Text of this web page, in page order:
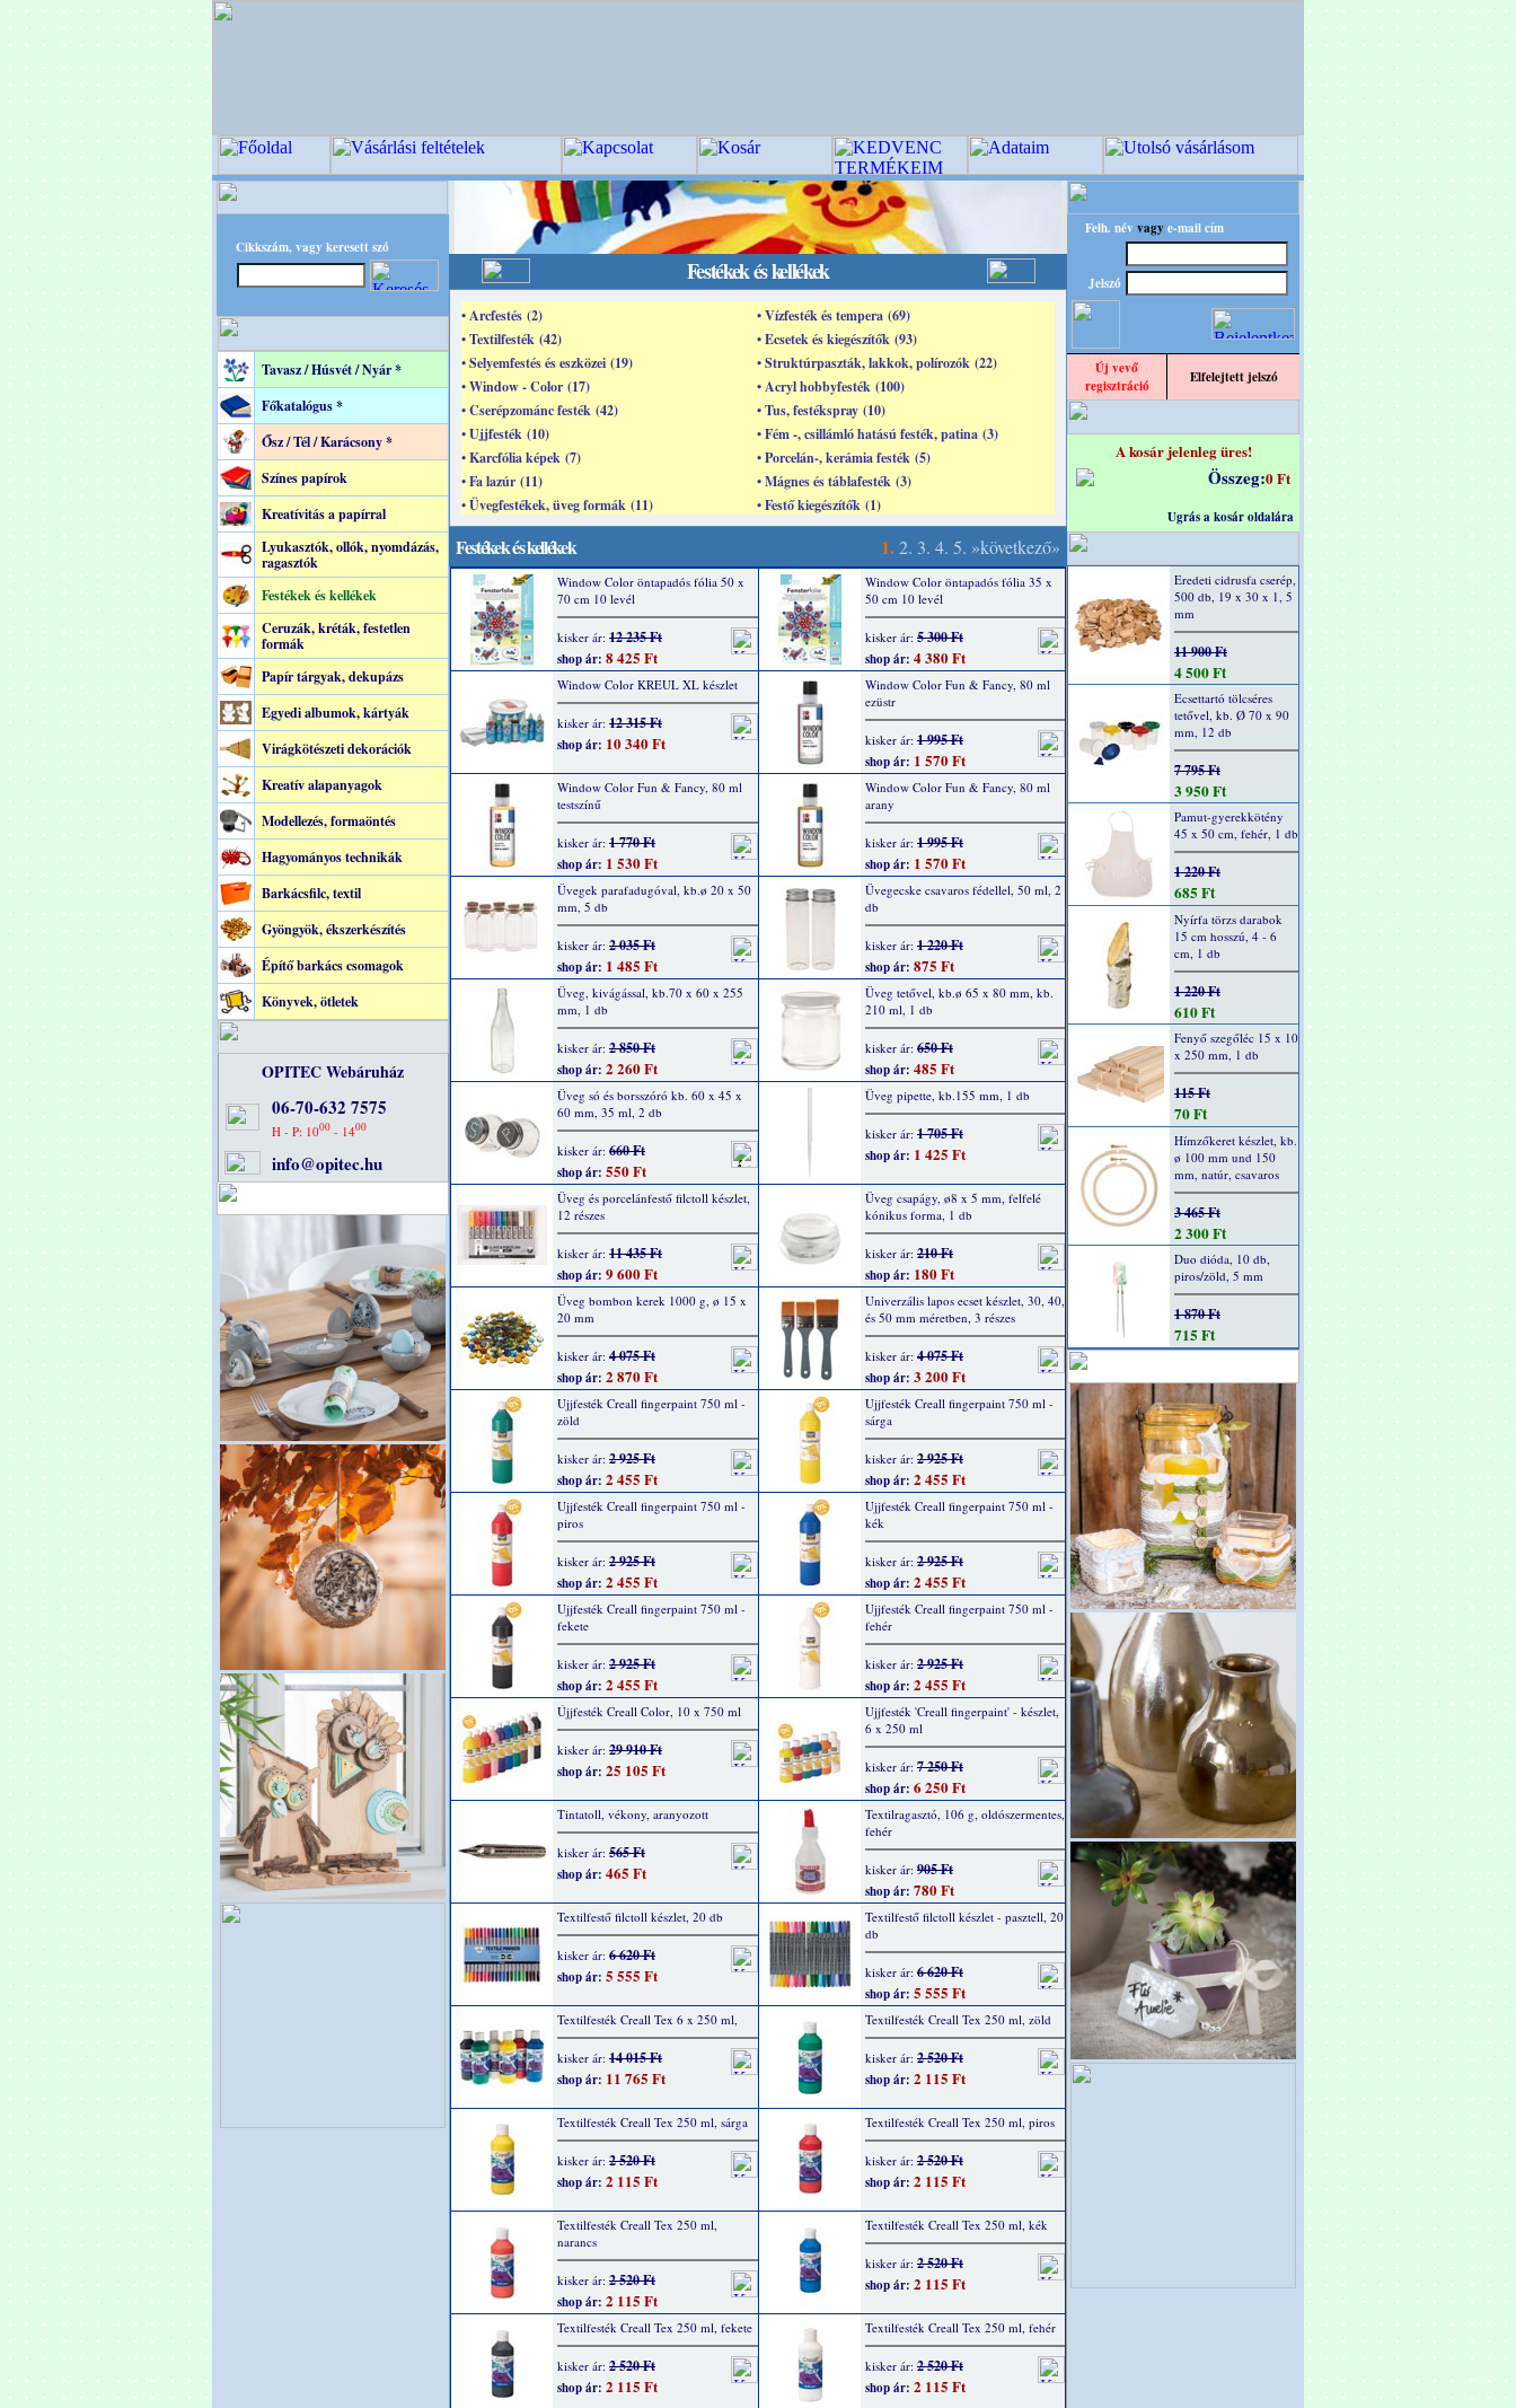
Cikkszám, vagy keresett szó
Tavasz / Húsvét / Nyár *
Főkatalógus *
Ősz / Tél / Karácsony *
Színes papírok
Kreatívitás a papírral
Lyukasztók, ollók, nyomdázás,
ragasztók
Festékek és kellékek
Ceruzák, kréták, festetlen
formák
Papír tárgyak, dekupázs
Egyedi albumok, kártyák
Virágkötészeti dekorációk
Kreatív alapanyagok
Modellezés, formaöntés
Hagyományos technikák
Barkácsfilc, textil
Gyöngyök, ékszerkészítés
Építő barkács csomagok
Könyvek, ötletek
OPITEC Webáruház
06-70-632 7575
H - P: 1000- 1400
info@opitec.hu
Festékek és kellékek
• Arcfestés (2)
• Vízfesték és tempera (69)
• Textilfesték (42)
• Ecsetek és kiegészítők (93)
• Selyemfestés és eszközei (19)
• Struktúrpaszták, lakkok, polírozók (22)
• Window - Color (17)
• Acryl hobbyfesték (100)
• Cserépzománc festék (42)
• Tus, festékspray (10)
• Ujjfesték (10)
• Fém -, csillámló hatású festék, patina (3)
• Karcfólia képek (7)
• Porcelán-, kerámia festék (5)
• Fa lazúr (11)
• Mágnes és táblafesték (3)
• Üvegfestékek, üveg formák (11)
• Festő kiegészítők (1)
Festékek és kellékek 1.2. 3. 4. 5. »következő»
Window Color öntapadós fólia 50 x
70 cm 10 levél
kisker ár: 12 235 Ft
shop ár: 8 425 Ft
Window Color öntapadós fólia 35 x
50 cm 10 levél
kisker ár: 5 300 Ft
shop ár: 4 380 Ft
Window Color KREUL XL készlet
kisker ár: 12 315 Ft
shop ár: 10 340 Ft
Window Color Fun & Fancy, 80 ml
ezüstr
kisker ár: 1 995 Ft
shop ár: 1 570 Ft
Window Color Fun & Fancy, 80 ml
testszínű
kisker ár: 1 770 Ft
shop ár: 1 530 Ft
Window Color Fun & Fancy, 80 ml
arany
kisker ár: 1 995 Ft
shop ár: 1 570 Ft
Üvegek parafadugóval, kb.ø 20 x 50
mm, 5 db
kisker ár: 2 035 Ft
shop ár: 1 485 Ft
Üvegecske csavaros fédellel, 50 ml, 2
db
kisker ár: 1 220 Ft
shop ár: 875 Ft
Üveg, kivágással, kb.70 x 60 x 255
mm, 1 db
kisker ár: 2 850 Ft
shop ár: 2 260 Ft
Üveg tetővel, kb.ø 65 x 80 mm, kb.
210 ml, 1 db
kisker ár: 650 Ft
shop ár: 485 Ft
Üveg só és borsszóró kb. 60 x 45 x
60 mm, 35 ml, 2 db
kisker ár: 660 Ft
shop ár: 550 Ft
Üveg pipette, kb.155 mm, 1 db
kisker ár: 1 705 Ft
shop ár: 1 425 Ft
Üveg és porcelánfestő filctoll készlet,
12 részes
kisker ár: 11 435 Ft
shop ár: 9 600 Ft
Üveg csapágy, ø8 x 5 mm, felfelé
kónikus forma, 1 db
kisker ár: 210 Ft
shop ár: 180 Ft
Üveg bombon kerek 1000 g, ø 15 x
20 mm
kisker ár: 4 075 Ft
shop ár: 2 870 Ft
Univerzális lapos ecset készlet, 30, 40,
és 50 mm méretben, 3 részes
kisker ár: 4 075 Ft
shop ár: 3 200 Ft
Ujjfesték Creall fingerpaint 750 ml -
zöld
kisker ár: 2 925 Ft
shop ár: 2 455 Ft
Ujjfesték Creall fingerpaint 750 ml -
sárga
kisker ár: 2 925 Ft
shop ár: 2 455 Ft
Ujjfesték Creall fingerpaint 750 ml -
piros
kisker ár: 2 925 Ft
shop ár: 2 455 Ft
Ujjfesték Creall fingerpaint 750 ml -
kék
kisker ár: 2 925 Ft
shop ár: 2 455 Ft
Ujjfesték Creall fingerpaint 750 ml -
fekete
kisker ár: 2 925 Ft
shop ár: 2 455 Ft
Ujjfesték Creall fingerpaint 750 ml -
fehér
kisker ár: 2 925 Ft
shop ár: 2 455 Ft
Újjfesték Creall Color, 10 x 750 ml
kisker ár: 29 910 Ft
shop ár: 25 105 Ft
Ujjfesték 'Creall fingerpaint' - készlet,
6 x 250 ml
kisker ár: 7 250 Ft
shop ár: 6 250 Ft
Tintatoll, vékony, aranyozott
kisker ár: 565 Ft
shop ár: 465 Ft
Textilragasztó, 106 g, oldószermentes,
fehér
kisker ár: 905 Ft
shop ár: 780 Ft
Textilfestő filctoll készlet, 20 db
kisker ár: 6 620 Ft
shop ár: 5 555 Ft
Textilfestő filctoll készlet - pasztell, 20
db
kisker ár: 6 620 Ft
shop ár: 5 555 Ft
Textilfesték Creall Tex 6 x 250 ml,
kisker ár: 14 015 Ft
shop ár: 11 765 Ft
Textilfesték Creall Tex 250 ml, zöld
kisker ár: 2 520 Ft
shop ár: 2 115 Ft
Textilfesték Creall Tex 250 ml, sárga
kisker ár: 2 520 Ft
shop ár: 2 115 Ft
Textilfesték Creall Tex 250 ml, piros
kisker ár: 2 520 Ft
shop ár: 2 115 Ft
Textilfesték Creall Tex 250 ml,
narancs
kisker ár: 2 520 Ft
shop ár: 2 115 Ft
Textilfesték Creall Tex 250 ml, kék
kisker ár: 2 520 Ft
shop ár: 2 115 Ft
Textilfesték Creall Tex 250 ml, fekete
kisker ár: 2 520 Ft
shop ár: 2 115 Ft
Textilfesték Creall Tex 250 ml, fehér
kisker ár: 2 520 Ft
shop ár: 2 115 Ft
Felh. név vagy e-mail cím
Jelszó
Új vevő
regisztráció
Elfelejtett jelszó
A kosár jelenleg üres!
Összeg:0 Ft
Ugrás a kosár oldalára
Eredeti cidrusfa cserép,
500 db, 19 x 30 x 1, 5
mm
11 900 Ft
4 500 Ft
Ecsettartó tölcséres
tetővel, kb. Ø 70 x 90
mm, 12 db
7 795 Ft
3 950 Ft
Pamut-gyerekkötény
45 x 50 cm, fehér, 1 db
1 220 Ft
685 Ft
Nyírfa törzs darabok
15 cm hosszú, 4 - 6
cm, 1 db
1 220 Ft
610 Ft
Fenyő szegőléc 15 x 10
x 250 mm, 1 db
115 Ft
70 Ft
Hímzőkeret készlet, kb.
ø 100 mm und 150
mm, natúr, csavaros
3 465 Ft
2 300 Ft
Duo dióda, 10 db,
piros/zöld, 5 mm
1 870 Ft
715 Ft